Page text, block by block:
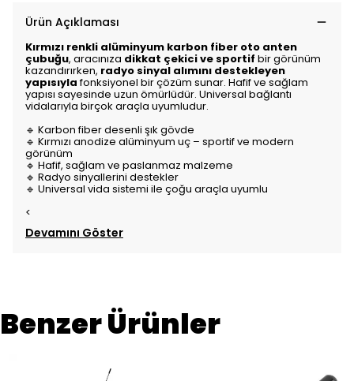
Ürün Açıklaması
Kırmızı renkli alüminyum karbon fiber oto anten
çubuğu, aracınıza dikkat çekici ve sportif bir görünüm
kazandırırken, radyo sinyal alımını destekleyen
yapısıylafonksiyonel bir çözüm sunar. Hafif ve sağlam
yapısı sayesinde uzun ömürlüdür. Universal bağlantı
vidalarıyla birçok araçla uyumludur.
🔹 Karbon fiber desenli şık gövde
🔹 Kırmızı anodize alüminyum uç – sportif ve modern
görünüm
🔹 Hafif, sağlam ve paslanmaz malzeme
🔹 Radyo sinyallerini destekler
🔹 Universal vida sistemi ile çoğu araçla uyumlu
<
Devamını Göster
Benzer Ürünler